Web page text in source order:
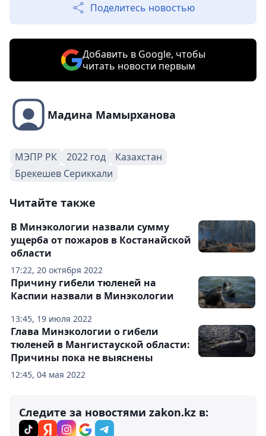
Поделитесь новостью
Добавить в Google, чтобы
читать новости первым
Мадина Мамырханова
МЭПР РК 2022 год
Казахстан
Брекешев Сериккали
Читайте также
17:22, 20 октября 2022
В Минэкологии назвали сумму
ущерба от пожаров в Костанайской
области
13:45, 19 июля 2022
Причину гибели тюленей на
Каспии назвали в Минэкологии
12:45, 04 мая 2022
Глава Минэкологии о гибели
тюленей в Мангистауской области:
Причины пока не выяснены
Следите за новостями zakon.kz в: